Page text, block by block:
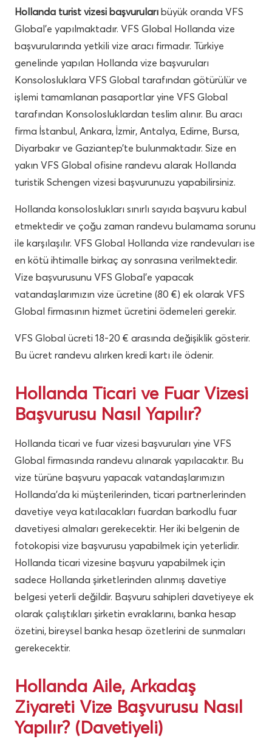
Hollanda turist vizesi başvuruları büyük oranda VFS
Global’e yapılmaktadır. VFS Global Hollanda vize
başvurularında yetkili vize aracı firmadır. Türkiye
genelinde yapılan Hollanda vize başvuruları
Konsolosluklara VFS Global tarafından götürülür ve
işlemi tamamlanan pasaportlar yine VFS Global
tarafından Konsolosluklardan teslim alınır. Bu aracı
firma İstanbul, Ankara, İzmir, Antalya, Edirne, Bursa,
Diyarbakır ve Gaziantep’te bulunmaktadır. Size en
yakın VFS Global ofisine randevu alarak Hollanda
turistik Schengen vizesi başvurunuzu yapabilirsiniz.
Hollanda konsoloslukları sınırlı sayıda başvuru kabul
etmektedir ve çoğu zaman randevu bulamama sorunu
ile karşılaşılır. VFS Global Hollanda vize randevuları ise
en kötü ihtimalle birkaç ay sonrasına verilmektedir.
Vize başvurusunu VFS Global’e yapacak
vatandaşlarımızın vize ücretine (80 €) ek olarak VFS
Global firmasının hizmet ücretini ödemeleri gerekir.
VFS Global ücreti 18-20 € arasında değişiklik gösterir.
Bu ücret randevu alırken kredi kartı ile ödenir.
Hollanda Ticari ve Fuar Vizesi
Başvurusu Nasıl Yapılır?
Hollanda ticari ve fuar vizesi başvuruları yine VFS
Global firmasında randevu alınarak yapılacaktır. Bu
vize türüne başvuru yapacak vatandaşlarımızın
Hollanda’da ki müşterilerinden, ticari partnerlerinden
davetiye veya katılacakları fuardan barkodlu fuar
davetiyesi almaları gerekecektir. Her iki belgenin de
fotokopisi vize başvurusu yapabilmek için yeterlidir.
Hollanda ticari vizesine başvuru yapabilmek için
sadece Hollanda şirketlerinden alınmış davetiye
belgesi yeterli değildir. Başvuru sahipleri davetiyeye ek
olarak çalıştıkları şirketin evraklarını, banka hesap
özetini, bireysel banka hesap özetlerini de sunmaları
gerekecektir.
Hollanda Aile, Arkadaş
Ziyareti Vize Başvurusu Nasıl
Yapılır? (Davetiyeli)